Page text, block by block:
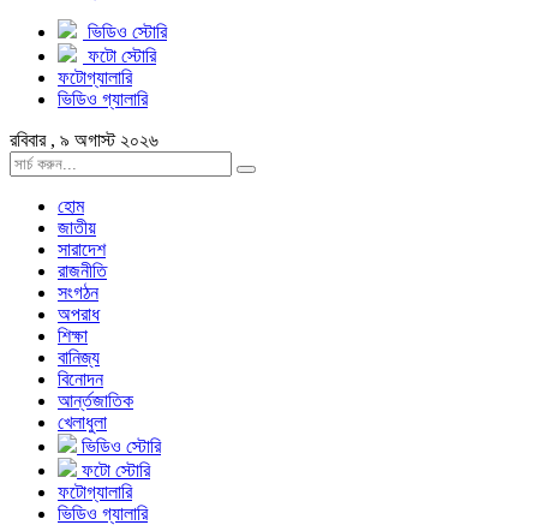
ভিডিও স্টোরি
ফটো স্টোরি
ফটোগ্যালারি
ভিডিও গ্যালারি
রবিবার , ৯ অগাস্ট ২০২৬
হোম
জাতীয়
সারাদেশ
রাজনীতি
সংগঠন
অপরাধ
শিক্ষা
বানিজ্য
বিনোদন
আর্ন্তজাতিক
খেলাধুলা
ভিডিও স্টোরি
ফটো স্টোরি
ফটোগ্যালারি
ভিডিও গ্যালারি